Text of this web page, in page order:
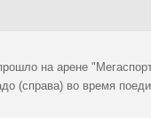
на арене
(справа) во время